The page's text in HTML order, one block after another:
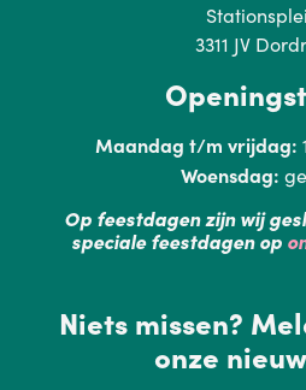
3311 JV
Maandag t/m vrijdag:
Woensdag:
Op feestdagen zijn wij
speciale feestdagen op
Niets missen?
onze